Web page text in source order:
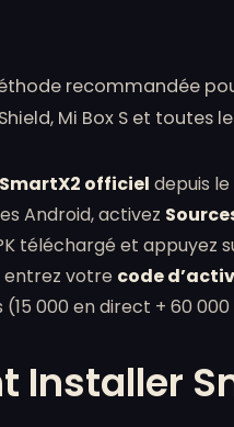
recommandée
Mi Box S et toutes
SmartX2 officiel depuis
Android, activez
téléchargé et appuyez
entrez votre code
(15 000 en direct + 60
Installer